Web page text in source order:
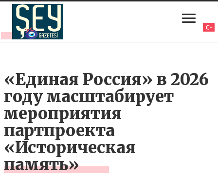
«Единая Россия» в 2026
году масштабирует
мероприятия
партпроекта
«Историческая
память»